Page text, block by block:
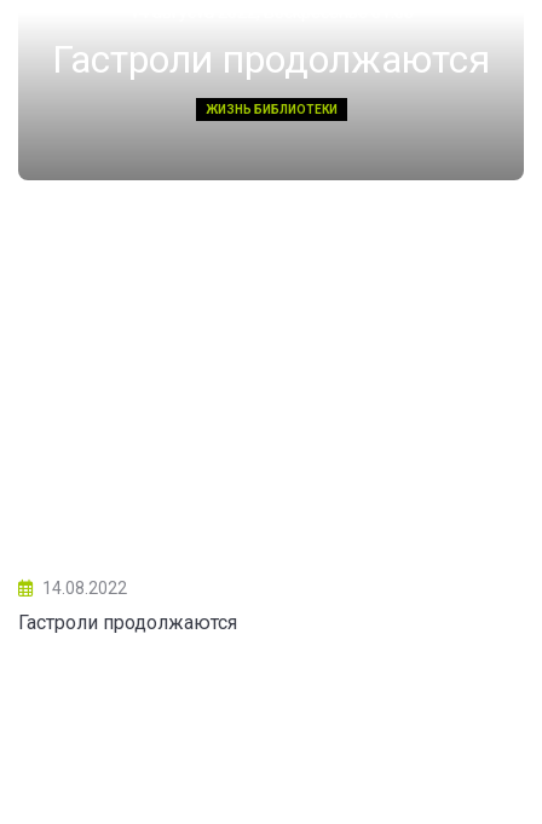
Гастроли продолжаются
ЖИЗНЬ БИБЛИОТЕКИ
14.08.2022
Гастроли продолжаются